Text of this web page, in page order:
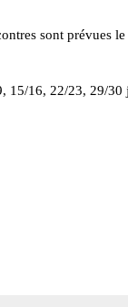
sont prévues
15/16, 22/23, 29/